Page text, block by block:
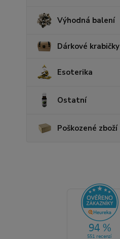
Výhodná balení
Dárkové krabičky
Esoterika
Ostatní
Poškozené zboží